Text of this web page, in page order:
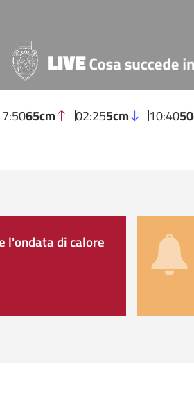
65cm 02:255cm 10:40
l'ondata di calore